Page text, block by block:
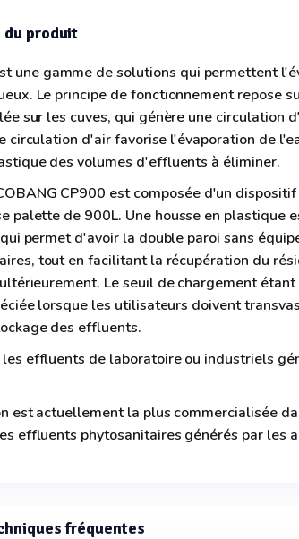
produit
une gamme de solutions qui permettent
Le principe de fonctionnement repose
sur les cuves, qui génère une circulation
circulation d'air favorise l'évaporation de
des volumes d'effluents à éliminer.
CP900 est composée d'un
palette de 900L. Une housse en plastique
permet d'avoir la double paroi sans
tout en facilitant la récupération du
Le seuil de chargement
lorsque les utilisateurs doivent
des effluents.
effluents de laboratoire ou industriels
est actuellement la plus commercialisée
effluents phytosanitaires générés par les
fréquentes